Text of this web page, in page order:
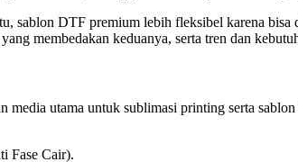
sablon DTF premium lebih fleksibel karena
membedakan keduanya, serta tren dan
media utama untuk sublimasi printing serta
Fase Cair).